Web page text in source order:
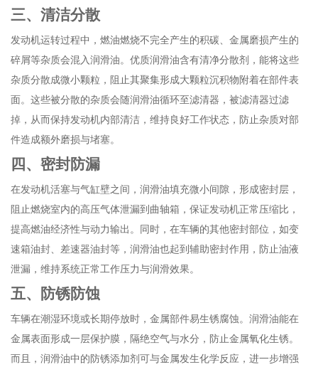
三、清洁分散
发动机运转过程中，燃油燃烧不完全产生的积碳、金属磨损产生的
碎屑等杂质会混入润滑油。优质润滑油含有清净分散剂，能将这些
杂质分散成微小颗粒，阻止其聚集形成大颗粒沉积物附着在部件表
面。这些被分散的杂质会随润滑油循环至滤清器，被滤清器过滤
掉，从而保持发动机内部清洁，维持良好工作状态，防止杂质对部
件造成额外磨损与堵塞。
四、密封防漏
在发动机活塞与气缸壁之间，润滑油填充微小间隙，形成密封层，
阻止燃烧室内的高压气体泄漏到曲轴箱，保证发动机正常压缩比，
提高燃油经济性与动力输出。同时，在车辆的其他密封部位，如变
速箱油封、差速器油封等，润滑油也起到辅助密封作用，防止油液
泄漏，维持系统正常工作压力与润滑效果。
五、防锈防蚀
车辆在潮湿环境或长期停放时，金属部件易生锈腐蚀。润滑油能在
金属表面形成一层保护膜，隔绝空气与水分，防止金属氧化生锈。
而且，润滑油中的防锈添加剂可与金属发生化学反应，进一步增强